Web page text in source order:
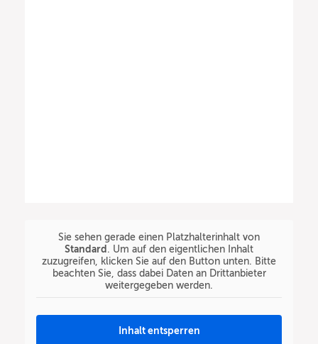
Sie sehen gerade einen Platzhalterinhalt von
Standard . Um auf den eigentlichen Inhalt
zuzugreifen, klicken Sie auf den Button unten. Bitte
beachten Sie, dass dabei Daten an Drittanbieter
weitergegeben werden.
Inhalt entsperren